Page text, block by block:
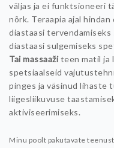
väljas ja ei funktsioneeri
nõrk. Teraapia ajal
diastaasi
diastaasi sulgemiseks
Tai massaažiteen matil ja
spetsiaalseid
pinges ja väsinud lihaste
liigesliikuvuse
aktiviseerimiseks.
Minu poolt pakutavate